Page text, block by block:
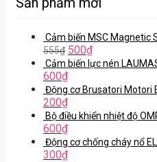
Cảm biến MSC Magnetic
555₫ 500₫
Cảm biến lực nén
600₫
Động cơ Brusatori Motori
200₫
Bộ điều khiển nhiệt độ
600₫
Động cơ chống cháy nổ
300₫